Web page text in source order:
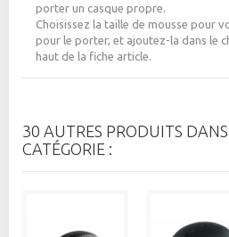
porter un casque propre.
Choisissez la taille de mousse pour
pour le porter, et ajoutez-la dans le
haut de la fiche article.
30 AUTRES PRODUITS
CATÉGORIE :